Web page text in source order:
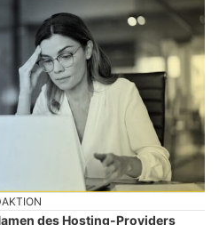
des Hosting-Providers